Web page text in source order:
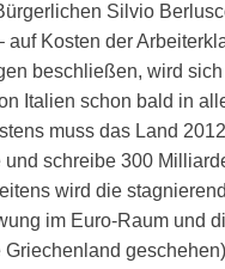
Silvio
auf Kosten der
beschließen, wird
Italien schon bald in
muss das Land
und schreibe 300
wird die
im Euro-Raum und
Griechenland